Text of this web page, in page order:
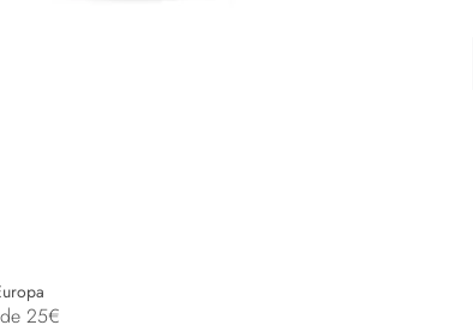
25€